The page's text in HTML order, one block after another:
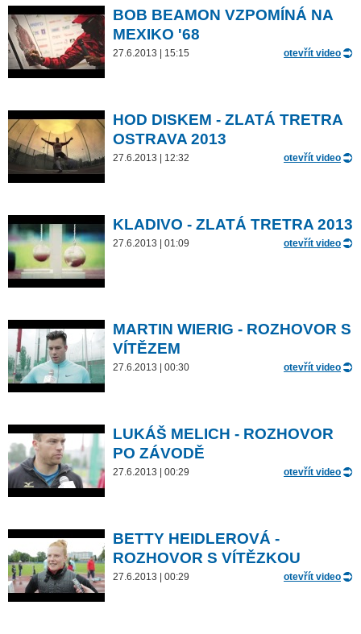
BOB BEAMON VZPOMÍNÁ NA
MEXIKO '68
27.6.2013 | 15:15 otevřít video
HOD DISKEM - ZLATÁ TRETRA
OSTRAVA 2013
27.6.2013 | 12:32 otevřít video
KLADIVO - ZLATÁ TRETRA 2013
27.6.2013 | 01:09 otevřít video
MARTIN WIERIG - ROZHOVOR S
VÍTĚZEM
27.6.2013 | 00:30 otevřít video
LUKÁŠ MELICH - ROZHOVOR
PO ZÁVODĚ
27.6.2013 | 00:29 otevřít video
BETTY HEIDLEROVÁ -
ROZHOVOR S VÍTĚZKOU
27.6.2013 | 00:29 otevřít video